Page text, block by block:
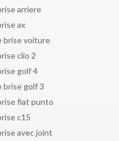
arriere
ax
brise voiture
clio 2
golf 4
brise golf 3
fiat punto
c15
avec joint